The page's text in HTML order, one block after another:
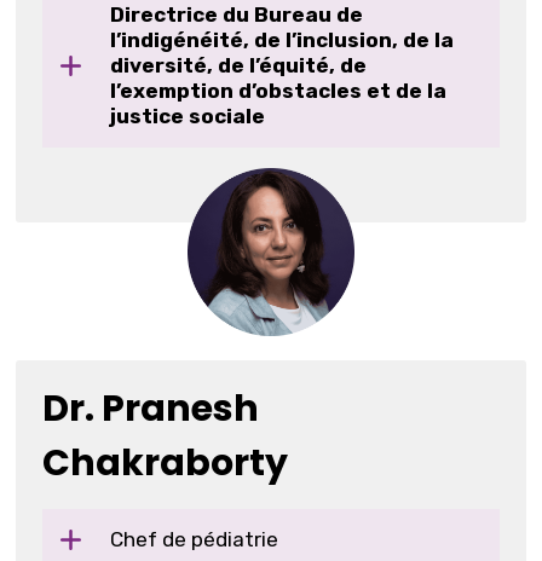
Directrice du Bureau de
l’indigénéité, de l’inclusion, de la
diversité, de l’équité, de
l’exemption d’obstacles et de la
justice sociale
Dr. Pranesh
Chakraborty
Chef de pédiatrie